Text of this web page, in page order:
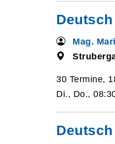
Mag.
30 Termine,
Di., Do.,